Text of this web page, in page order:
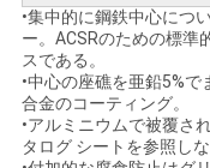
い
地
図
•集中的に鋼鉄中心につ
ー。ACSRのための標準
スである。
•中心の座礁を亜鉛5%
合金のコーティング。
•アルミニウムで被覆さ
タログ シートを参照し